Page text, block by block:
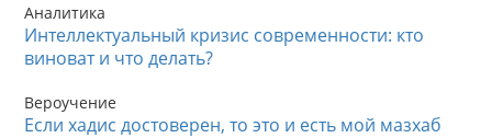
Аналитика
Интеллектуальный кризис современности: кто
виноват и что делать?
Вероучение
Если хадис достоверен, то это и есть мой мазхаб